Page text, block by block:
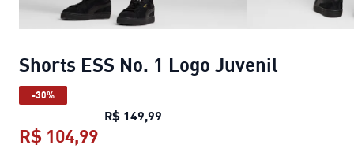
Shorts ESS No. 1 Logo Juvenil
-30%
R$ 149,99Shorts ESS No. 1 Logo Juvenil
R$ 104,99